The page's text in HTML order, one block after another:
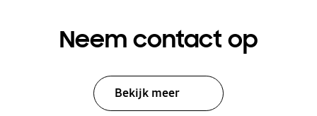
Neem contact op
Bekijk meer